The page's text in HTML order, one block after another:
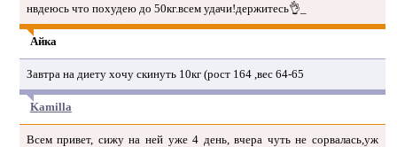
нвдеюсь что похудею до 50кг.всем удачи!держитесь👌_
Айка
Завтра на диету хочу скинуть 10кг (рост 164 ,вес 64-65
Kamilla
Всем привет, сижу на ней уже 4 день, вчера чуть не сорвалась,уж